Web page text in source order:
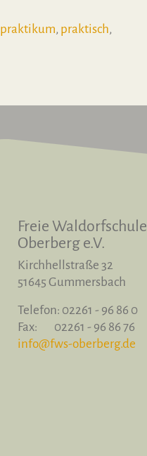
praktikum, praktisch,
Freie Waldorfschule
Oberberg e.V.
Kirchhellstraße 32
51645 Gummersbach
Telefon: 02261 - 96 86 0
Fax: 02261 - 96 86 76
info@fws-oberberg.de